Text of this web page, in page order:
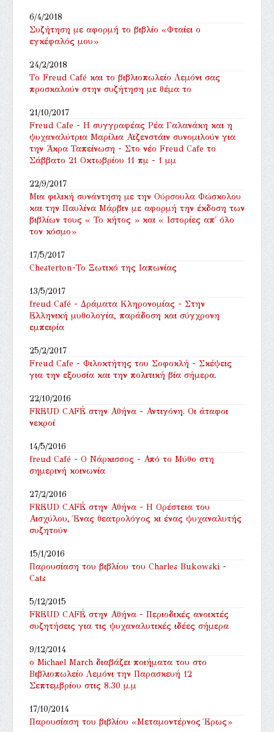
6/4/2018
Συζήτηση με αφορμή το βιβλίο «Φταίει ο
εγκέφαλός μου»
24/2/2018
Tο Freud Café και το βιβλιοπωλείο Λεμόνι σας
προσκαλούν στην συζήτηση με θέμα το
21/10/2017
Freud Cafe - Η συγγραφέας Ρέα Γαλανάκη και η
ψυχαναλύτρια Μαρίλια Αϊζενστάιν συνομιλούν για
την Άκρα Ταπείνωση - Στο νέο Freud Cafe το
Σάββατο 21 Οκτωβρίου 11 πμ - 1 μμ
22/9/2017
Μια φιλική συνάντηση με την Ούρσουλα Φώσκολου
και την Παυλίνα Μάρβιν με αφορμή την έκδοση των
βιβλίων τους « Το κήτος » και « Ιστορίες απ΄ όλο
τον κόσμο»
17/5/2017
Chesterton-Το Ξωτικό της Ιαπωνίας
13/5/2017
freud Café - Δράματα Κληρονομίας - Στην
Ελληνική μυθολογία, παράδοση και σύγχρονη
εμπειρία
25/2/2017
Freud Cafe - Φιλοκτήτης του Σοφοκλή - Σκέψεις
για την εξουσία και την πολιτική βία σήμερα.
22/10/2016
FREUD CAFÉ στην Αθήνα - Αντιγόνη. Οι άταφοι
νεκροί
14/5/2016
freud Café - Ο Νάρκισσος - Από το Μύθο στη
σημερινή κοινωνία
27/2/2016
FREUD CAFÉ στην Αθήνα - ‎Η Ορέστεια του
Αισχύλου, Ένας θεατρολόγος κι ένας ψυχαναλυτής
συζητούν
15/1/2016
Παρουσίαση του βιβλίου του Charles Bukowski -
Cats
5/12/2015
FREUD CAFÉ στην Αθήνα - Περιοδικές ανοικτές
συζητήσεις για τις ψυχαναλυτικές ιδέες σήμερα
9/12/2014
ο Michael March διαβάζει ποιήματα του στο
Βιβλιοπωλείο Λεμόνι την Παρασκευή 12
Σεπτεμβρίου στις 8.30 μ.μ
17/10/2014
Παρουσίαση του βιβλίου «Μεταμοντέρνος Έρως»